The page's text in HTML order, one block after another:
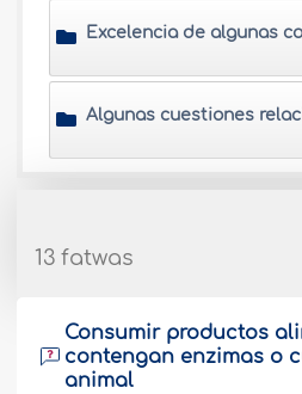
13 fatwas
Consumir productos
contengan enzimas o
animal